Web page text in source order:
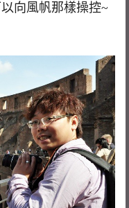
向風帆那樣操控~